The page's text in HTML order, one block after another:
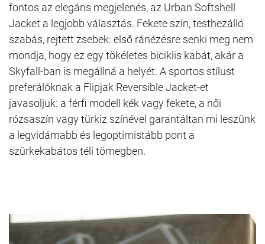
fontos az elegáns megjelenés, az Urban Softshell
Jacket a legjobb választás. Fekete szín, testhezálló
szabás, rejtett zsebek: első ránézésre senki meg nem
mondja, hogy ez egy tökéletes biciklis kabát, akár a
Skyfall-ban is megállná a helyét. A sportos stílust
preferálóknak a Flipjak Reversible Jacket-et
javasoljuk: a férfi modell kék vagy fekete, a női
rózsaszín vagy türkiz színével garantáltan mi leszünk
a legvidámabb és legoptimistább pont a
szürkekabátos téli tömegben.